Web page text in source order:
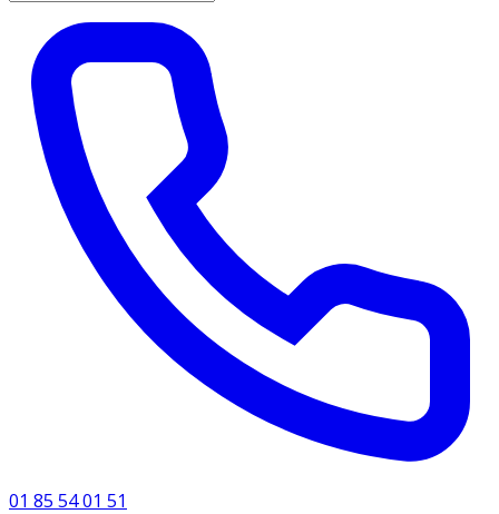
01 85 54 01 51